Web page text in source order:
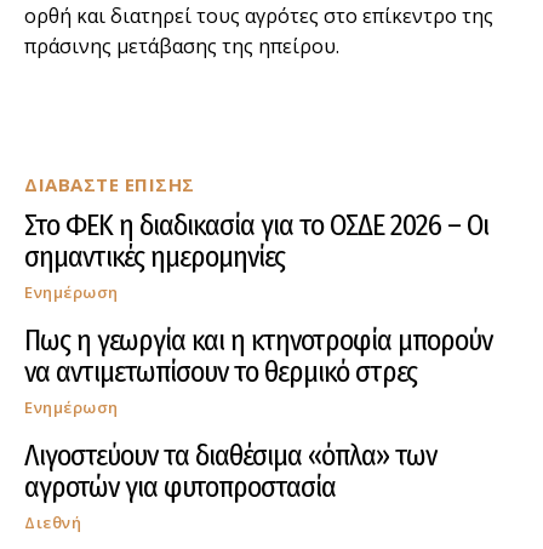
ΔΙΑΒΑΣΤΕ ΕΠΙΣΗΣ
Στο ΦΕΚ η διαδικασία για το ΟΣΔΕ 2026 – Οι
σημαντικές ημερομηνίες
Ενημέρωση
Πως η γεωργία και η κτηνοτροφία μπορούν
να αντιμετωπίσουν το θερμικό στρες
Ενημέρωση
Λιγοστεύουν τα διαθέσιμα «όπλα» των
αγροτών για φυτοπροστασία
Διεθνή
ορθή και διατηρεί τους αγρότες στο επίκεντρο της
πράσινης μετάβασης της ηπείρου.